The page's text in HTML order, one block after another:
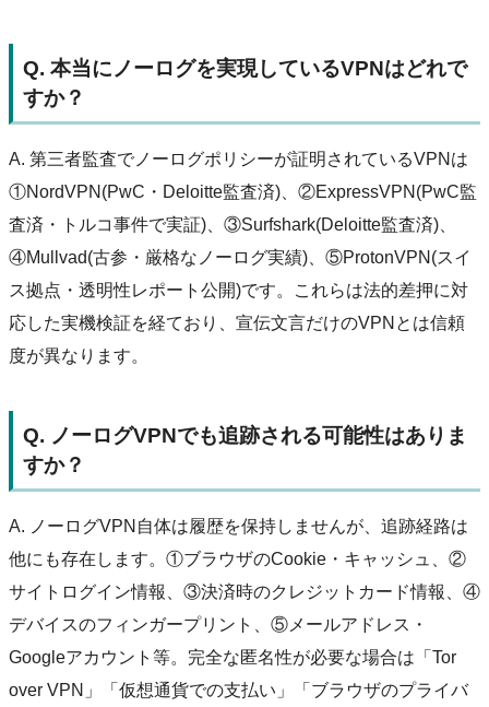
Q. 本当にノーログを実現しているVPNはどれで
すか？
A. 第三者監査でノーログポリシーが証明されているVPNは
①NordVPN(PwC・Deloitte監査済)、②ExpressVPN(PwC監
査済・トルコ事件で実証)、③Surfshark(Deloitte監査済)、
④Mullvad(古参・厳格なノーログ実績)、⑤ProtonVPN(スイ
ス拠点・透明性レポート公開)です。これらは法的差押に対
応した実機検証を経ており、宣伝文言だけのVPNとは信頼
度が異なります。
Q. ノーログVPNでも追跡される可能性はありま
すか？
A. ノーログVPN自体は履歴を保持しませんが、追跡経路は
他にも存在します。①ブラウザのCookie・キャッシュ、②
サイトログイン情報、③決済時のクレジットカード情報、④
デバイスのフィンガープリント、⑤メールアドレス・
Googleアカウント等。完全な匿名性が必要な場合は「Tor
over VPN」「仮想通貨での支払い」「ブラウザのプライバ